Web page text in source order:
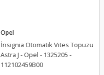
Opel
İnsignia Otomatik Vites Topuzu
Astra J - Opel - 1325205 -
112102459B00